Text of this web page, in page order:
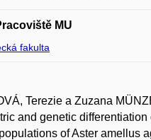
MU
fakulta
Terezie a Zuzana
and genetic differentiation
of Aster amellus